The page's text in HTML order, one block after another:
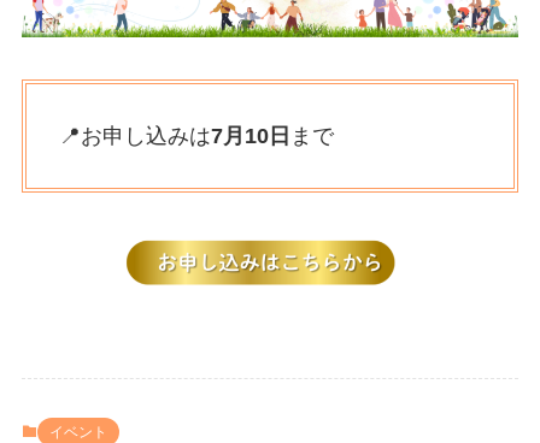
📍お申し込みは7月10日 まで
イベント